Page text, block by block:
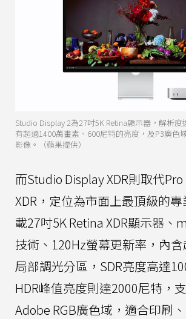
Studio Display 2為27吋5K Retina顯示器，解析
有超過1400萬畫素、600尼特的亮度，及P3廣色
影像。（蘋果提供）
而Studio Display XDR則取代
XDR，定位為市面上最頂級的
載27吋5K Retina XDR顯示器、
技術、120Hz螢幕更新率，內
局部調光分區，SDR亮度高達
HDR峰值亮度則達2000尼特，
Adobe RGB廣色域，適合印刷